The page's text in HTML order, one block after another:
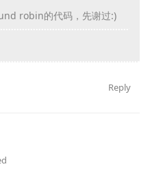
robin的代码，先谢过:)
Reply